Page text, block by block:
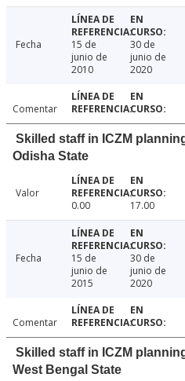
Fecha
15 de
junio de
2010
30 de
junio de
2020
Comentar
Skilled staff in ICZM
Odisha State
Valor
0.00
17.00
Fecha
15 de
junio de
2015
30 de
junio de
2020
Comentar
Skilled staff in ICZM
West Bengal State